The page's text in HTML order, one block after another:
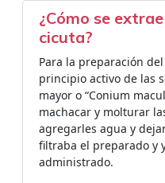
¿Cómo se
cicuta?
Para la preparación
principio activo de las
mayor o “Conium
machacar y molturar
agregarles agua y
filtraba el preparado y
administrado.